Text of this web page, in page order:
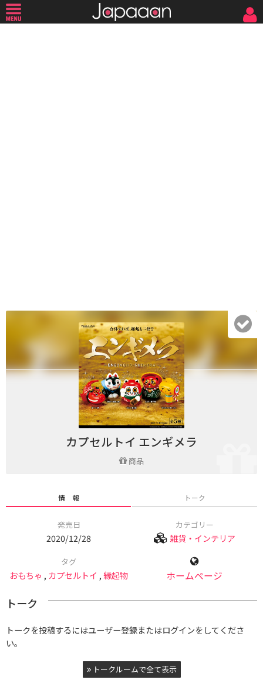
カプセルトイ エンギメラ
商品
情 報 トーク
発売日
2020/12/28
カテゴリー
雑貨・インテリア
タグ
おもちゃ , カプセルトイ ,縁起物 ホームページ
トーク
トークを投稿するにはユーザー登録またはログインをしてくださ
い。
トークルームで全て表示